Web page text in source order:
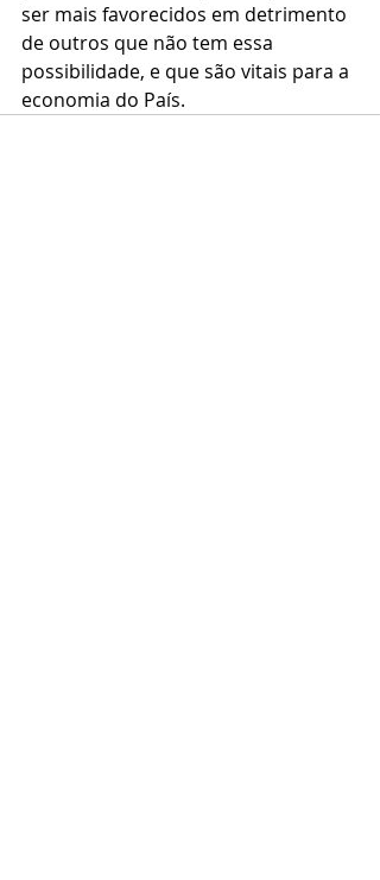
ser mais favorecidos em detrimento
de outros que não tem essa
possibilidade, e que são vitais para a
economia do País.